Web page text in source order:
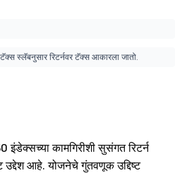
स्लॅबनुसार रिटर्नवर टॅक्स आकारला जातो.
इंडेक्सच्या कामगिरीशी सुसंगत रिटर्न
उद्देश आहे. योजनेचे गुंतवणूक उद्दिष्ट